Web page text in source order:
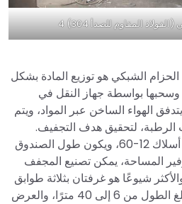
المقاوم للصدأ 304) 4
الشبكي هو توزيع المادة بشكل
بواسطة جهاز النقل في
الهواء الساخن عبر المواد، ويتم
الرطبة، لتحقيق هدف التجفيف.
مصنوع من حزام شبكي من أسلاك 12-60، ويكون طول الصندوق
المساحة، يمكن تصنيع المجفف
شيوعًا هو غرفتان بثلاثة طوابق
وغرفتان بخمسة طوابق، ويبلغ الطول من 6 إلى 40 مترًا، والعرض